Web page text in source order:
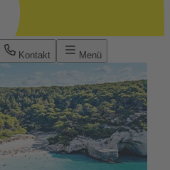
Kontakt Menü